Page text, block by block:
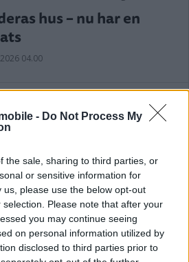
- Do Not Process My
the sale, sharing to third parties, or
or sensitive information for
please use the below opt-out
Please note that after your
you may continue seeing
on personal information utilized by
disclosed to third parties prior to
hus – nu har en
04.00
som engagerat sig
14.25